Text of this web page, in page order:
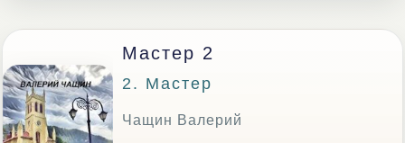
Мастер 2
2. Мастер
Чащин Валерий